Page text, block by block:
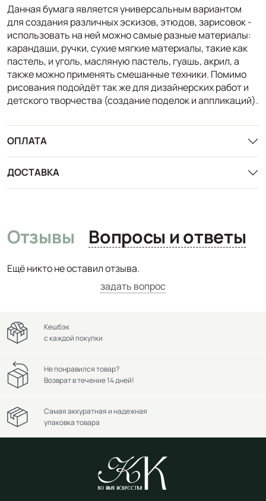
Данная бумага является универсальным вариантом
для создания различных эскизов, этюдов, зарисовок -
использовать на ней можно самые разные материалы:
карандаши, ручки, сухие мягкие материалы, такие как
пастель, и уголь, масляную пастель, гуашь, акрил, а
также можно применять смешанные техники. Помимо
рисования подойдёт так же для дизайнерских работ и
детского творчества (создание поделок и аппликаций).
ОПЛАТА
ДОСТАВКА
Отзывы Вопросы и ответы
Ещё никто не оставил отзыва.
задать вопрос
Кешбэк
с каждой покупки
Не понравился товар?
Возврат в течение 14 дней!
Самая аккуратная и надежная
упаковка товара